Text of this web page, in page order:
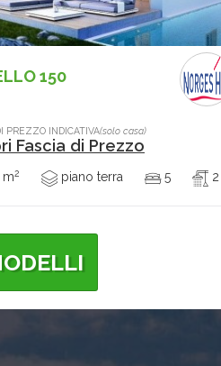
150
PREZZO INDICATIVA(solo casa)
Fascia di Prezzo
2 piano terra 5 2